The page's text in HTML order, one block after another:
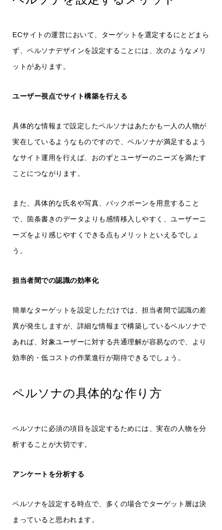
ECサイトの運営において、ターゲットを選定するにとどまら
ず、ペルソナデザインを設定することには、次のようなメリ
ットがあります。
ユーザー視点でサイト構築を行える
具体的な情報まで設定したペルソナはあたかも一人の人物が
実在しているようなものですので、ペルソナが満足するよう
なサイト運用を行えば、おのずとユーザーのニーズを満たす
ことにつながります。
また、具体的な氏名や写真、バックボーンを用意すること
で、箇条書きのデータよりも感情移入しやすく、ユーザーニ
ーズをより感じやすくできる点もメリットといえるでしょ
う。
担当者間での認識の効率化
簡単なターゲットを設定しただけでは、担当者間で認識の差
異が発生しますが、詳細な情報まで構築しているペルソナで
あれば、対象ユーザーに対する共通理解が容易なので、より
効率的・低コストの作業進行が期待できるでしょう。
ペルソナの具体的な作り方
ペルソナに必須の項目を設定するためには、実在の人物を分
析することが大切です。
アンケートを分析する
ペルソナを設定する時点で、多くの場合でターゲット層は決
まっていると思われます。